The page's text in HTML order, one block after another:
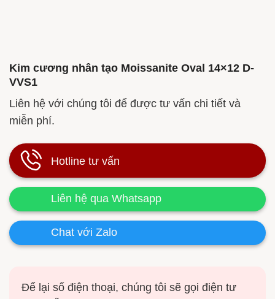
Kim cương nhân tạo Moissanite Oval 14×12 D-
VVS1
Liên hệ với chúng tôi để được tư vấn chi tiết và
miễn phí.
Hotline tư vấn
Liên hệ qua Whatsapp
Chat với Zalo
Để lại số điện thoại, chúng tôi sẽ gọi điện tư